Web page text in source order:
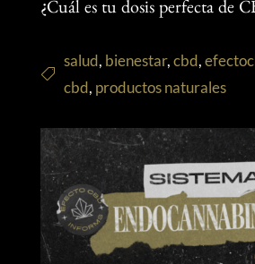
¿Cuál es tu dosis perfecta de
salud, bienestar,cbd,
cbd, productos naturales